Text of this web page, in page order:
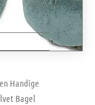
Handige
Bagel